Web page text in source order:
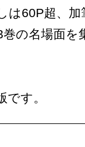
は60P超、
の名場面を
す。